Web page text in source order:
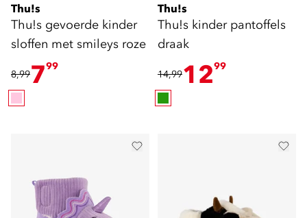
Thu!s
Thu!s gevoerde kinder
sloffen met smileys roze
8,99799
Thu!s
Thu!s kinder pantoffels
draak
14,991299